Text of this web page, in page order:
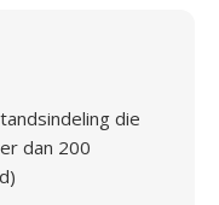
die
dan 200